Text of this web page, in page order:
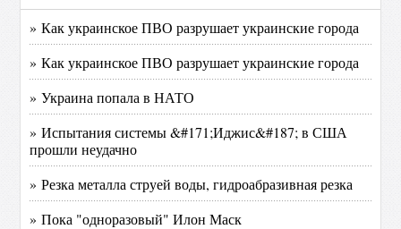
» Как украинское ПВО разрушает украинские города
» Как украинское ПВО разрушает украинские города
» Украина попала в НАТО
» Испытания системы &#171;Иджис&#187; в США
прошли неудачно
» Резка металла струей воды, гидроабразивная резка
» Пока "одноразовый" Илон Маск